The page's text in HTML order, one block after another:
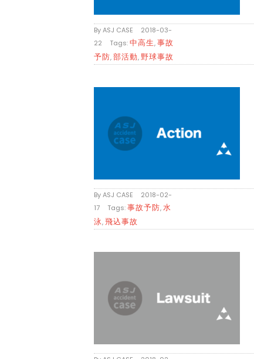
ByASJ CASE
2018-03-
22
Tags:中高生,事故
予防,部活動,野球事故
ByASJ CASE
2018-02-
17
Tags:事故予防,水
泳,飛込事故